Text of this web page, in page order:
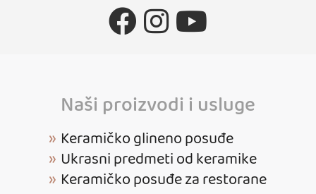
Naši proizvodi i usluge
Keramičko glineno posuđe
Ukrasni predmeti od keramike
Keramičko posuđe za restorane